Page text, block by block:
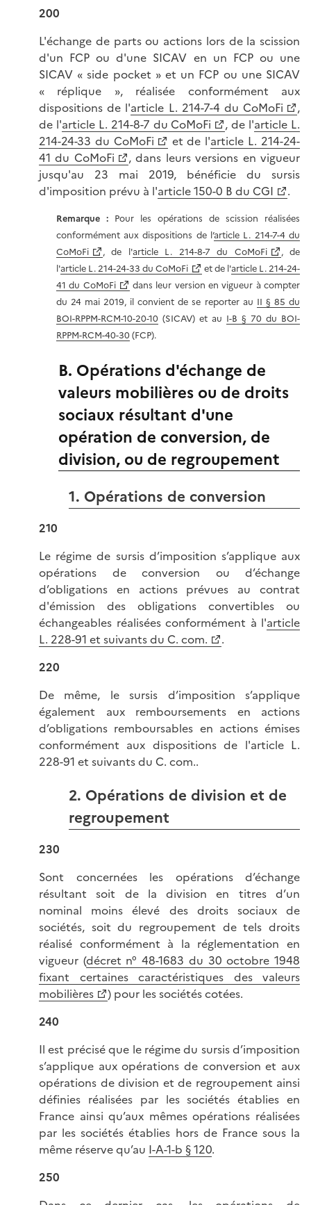
200
L'échange de parts ou actions lors de la scission
d'un FCP ou d'une SICAV en un FCP ou une
SICAV « side pocket » et un FCP ou une SICAV
« réplique », réalisée conformément aux
dispositions de l'article L. 214-7-4 du CoMoFi
,
de l'article L. 214-8-7 du CoMoFi , de l'article L.
214-24-33 du CoMoFi
et de l'article L. 214-24-
41 du CoMoFi
, dans leurs versions en vigueur
jusqu'au 23 mai 2019, bénéficie du sursis
d'imposition prévu à l'article 150-0 B du CGI .
Remarque :Pour les opérations de scission réalisées
conformément aux dispositions de l’article L. 214-7-4 du
CoMoFi
, de l'article L. 214-8-7 du CoMoFi
, de
l'article L. 214-24-33 du CoMoFi et de l'article L. 214-24-
41 du CoMoFi
dans leur version en vigueur à compter
du 24 mai 2019, il convient de se reporter au II § 85 du
BOI-RPPM-RCM-10-20-10(SICAV) et au I-B § 70 du BOI-
RPPM-RCM-40-30(FCP).
B. Opérations d'échange de
valeurs mobilières ou de droits
sociaux résultant d'une
opération de conversion, de
division, ou de regroupement
1. Opérations de conversion
210
Le régime de sursis d’imposition s’applique aux
opérations de conversion ou d’échange
d’obligations en actions prévues au contrat
d'émission des obligations convertibles ou
échangeables réalisées conformément à l'article
L. 228-91 et suivants du C. com.
.
220
De même, le sursis d’imposition s’applique
également aux remboursements en actions
d’obligations remboursables en actions émises
conformément aux dispositions de l'article L.
228-91 et suivants du C. com..
2. Opérations de division et de
regroupement
230
Sont concernées les opérations d’échange
résultant soit de la division en titres d’un
nominal moins élevé des droits sociaux de
sociétés, soit du regroupement de tels droits
réalisé conformément à la réglementation en
vigueur (décret n° 48-1683 du 30 octobre 1948
fixant certaines caractéristiques des valeurs
mobilières
) pour les sociétés cotées.
240
Il est précisé que le régime du sursis d’imposition
s’applique aux opérations de conversion et aux
opérations de division et de regroupement ainsi
définies réalisées par les sociétés établies en
France ainsi qu’aux mêmes opérations réalisées
par les sociétés établies hors de France sous la
même réserve qu’au I-A-1-b § 120.
250